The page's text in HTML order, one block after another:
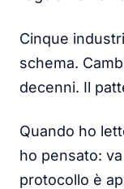
Cinque
schema.
decenni. Il
Quando ho
ho pensato:
protocollo è